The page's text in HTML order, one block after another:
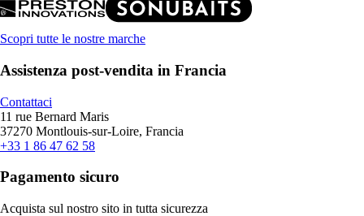
Scopri tutte le nostre marche
Assistenza post-vendita in Francia
Contattaci
11 rue Bernard Maris
37270 Montlouis-sur-Loire, Francia
+33 1 86 47 62 58
Pagamento sicuro
Acquista sul nostro sito in tutta sicurezza